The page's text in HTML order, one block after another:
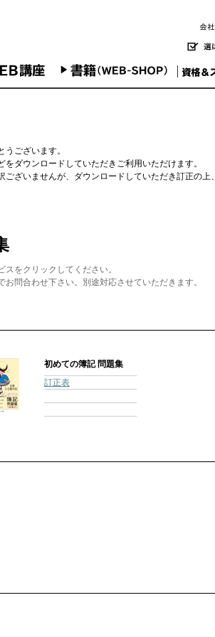
ございます。
ダウンロードしていただきご利用いただけます。
ざいませんが、ダウンロードしていただき訂正の上、
をクリックしてください。
問合わせ下さい。別途対応させていただきます。
初めての簿記 問題集
訂正表